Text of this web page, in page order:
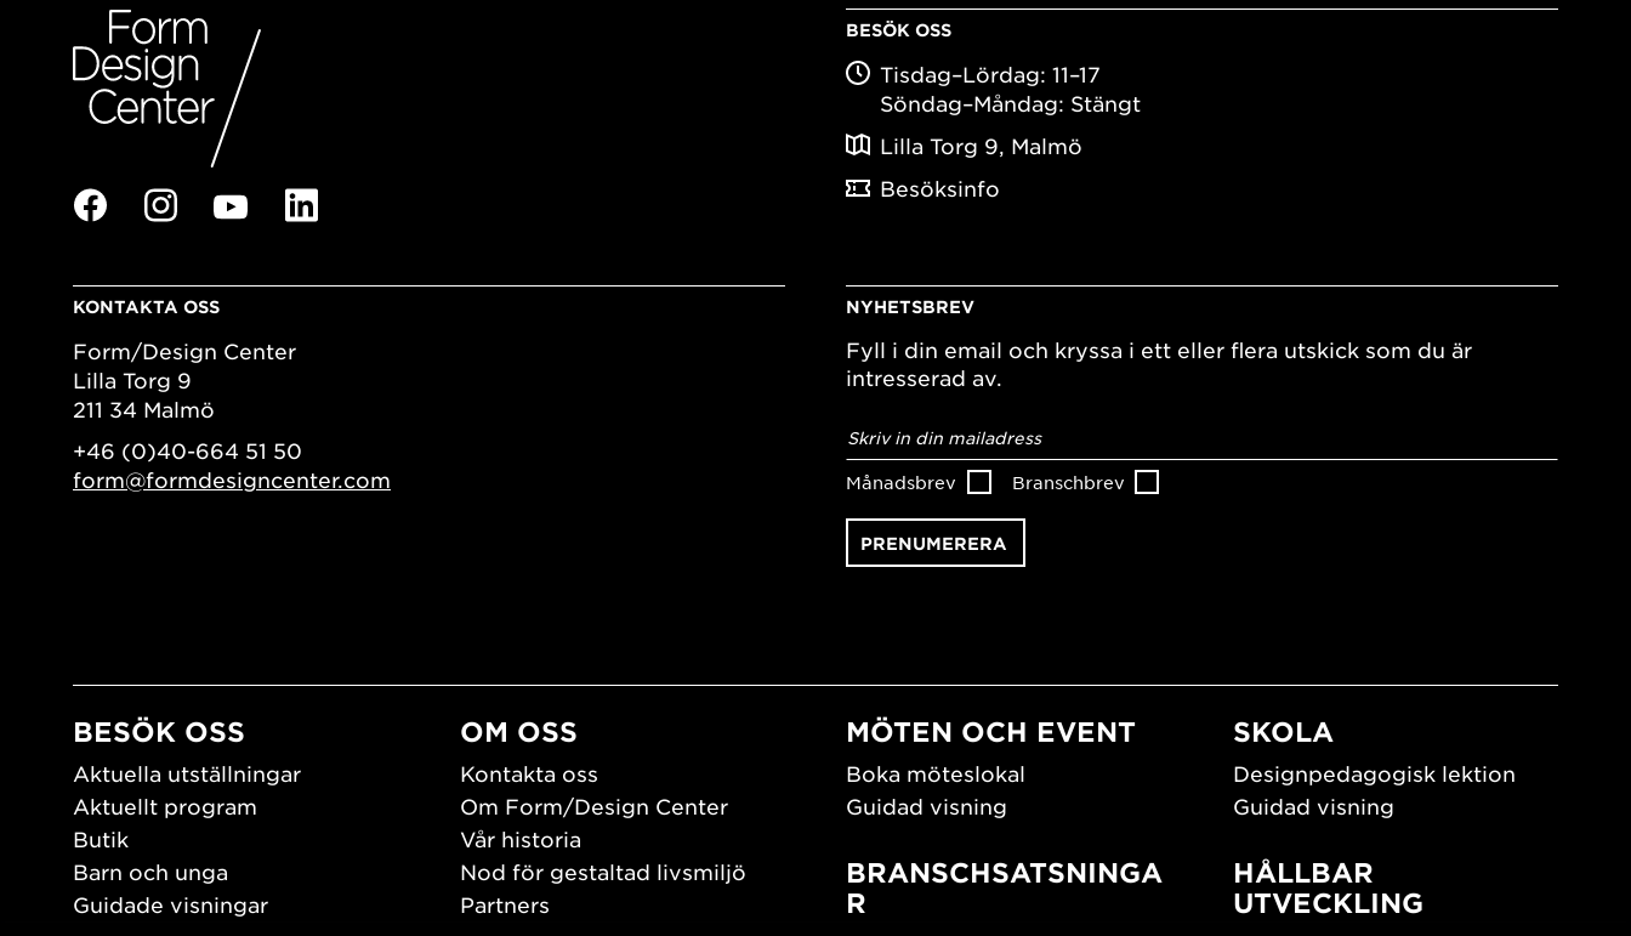
BESÖK OSS
Tisdag–Lördag: 11–17
Söndag–Måndag: Stängt
Lilla Torg 9, Malmö
Besöksinfo
KONTAKTA OSS
Form/Design Center
Lilla Torg 9
211 34 Malmö
+46 (0)40-664 51 50
form@formdesigncenter.com
NYHETSBREV
Fyll i din email och kryssa i ett eller flera utskick som du är
intresserad av.
postadress*
Månadsbrev Branschbrev
BESÖK OSS
Aktuella utställningar
Aktuellt program
Butik
Barn och unga
Guidade visningar
OM OSS
Kontakta oss
Om Form/Design Center
Vår historia
Nod för gestaltad livsmiljö
Partners
MÖTEN OCH EVENT
Boka möteslokal
Guidad visning
BRANSCHSATSNINGA
R
SKOLA
Designpedagogisk lektion
Guidad visning
HÅLLBAR
UTVECKLING